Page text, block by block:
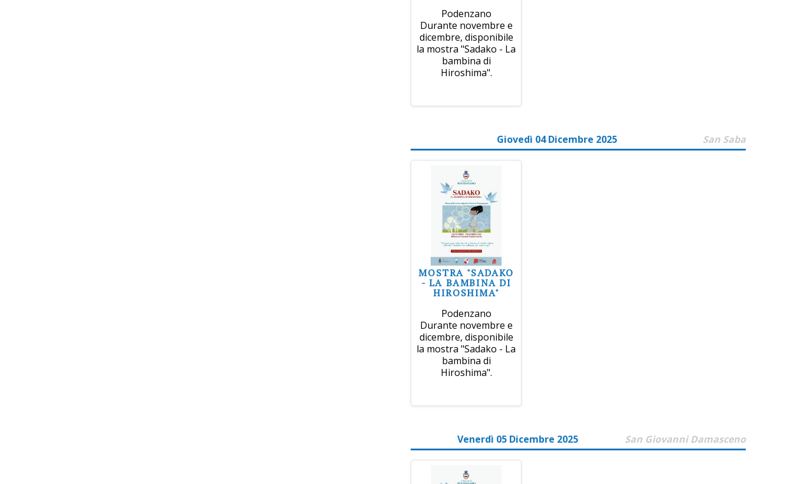
Podenzano
Durante novembre e
dicembre, disponibile
la mostra "Sadako - La
bambina di
Hiroshima".
Giovedì 04 Dicembre 2025 San Saba
MOSTRA "SADAKO
- LA BAMBINA DI
HIROSHIMA"
Podenzano
Durante novembre e
dicembre, disponibile
la mostra "Sadako - La
bambina di
Hiroshima".
Venerdì 05 Dicembre 2025 San Giovanni Damasceno